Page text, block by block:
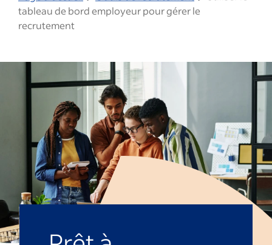
tableau de bord employeur pour gérer le
recrutement